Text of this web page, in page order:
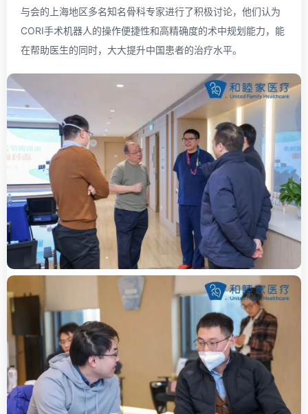
与会的上海地区多名知名骨科专家进行了积极讨论，他们认为
CORI手术机器人的操作便捷性和高精确度的术中规划能力，能
在帮助医生的同时，大大提升中国患者的治疗水平。